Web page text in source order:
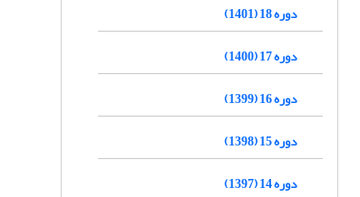
دوره 18 (1401)
دوره 17 (1400)
دوره 16 (1399)
دوره 15 (1398)
دوره 14 (1397)